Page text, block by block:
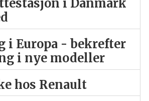
i Danmark
i Europa - bekrefter
i nye modeller
hos Renault